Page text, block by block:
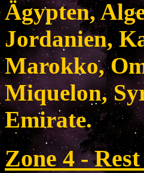
Ägypten,
Jordanien,
Marokko,
Miquelon,
Emirate.
Zone 4 -